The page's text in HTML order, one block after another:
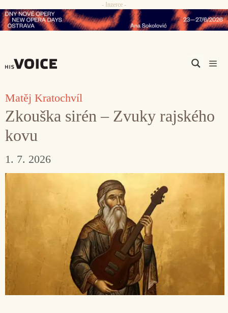
Přeskočit
na
- Inzerce -
Matěj Kratochvíl
Zkouška sirén – Zvuky rajského
kovu
1. 7. 2026